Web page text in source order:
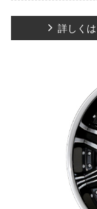
詳しく